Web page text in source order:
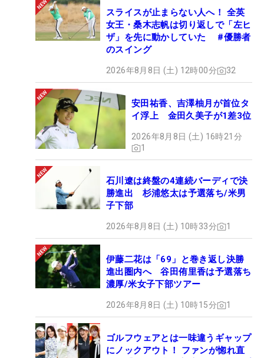
スライスが止まらない人へ！ 全英
女王・桑木志帆は切り返しで「左ヒ
ザ」を先に動かしていた #優勝者
のスイング
2026年8月8日 (土) 12時00分 32
安田祐香、吉澤柚月が首位タ
イ浮上 金田久美子が1差3位
2026年8月8日 (土) 16時21分
1
石川遼は終盤の4連続バーディで決
勝進出 杉浦悠太は予選落ち/米男
子下部
2026年8月8日 (土) 10時33分 1
伊藤二花は「69」と巻き返し決勝
進出圏内へ 谷田侑里香は予選落ち
濃厚/米女子下部ツアー
2026年8月8日 (土) 10時15分 1
ゴルフウェアとは一味違うギャップ
にノックアウト！ ファンが惚れ直